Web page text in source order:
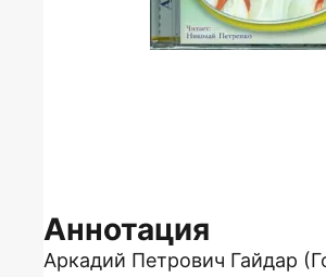
Аннотация
Аркадий Петрович Гайдар